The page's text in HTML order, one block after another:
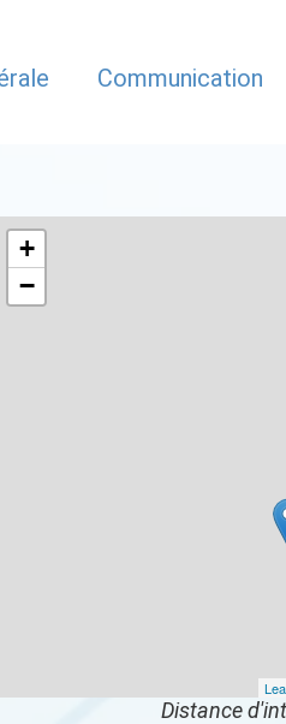
Communication
+
−
Distance